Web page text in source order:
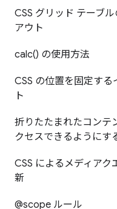
CSS グリッド テーブル
アウト
calc() の使用方法
CSS の位置を固定する
ト
折りたたまれたコンテ
クセスできるようにす
CSS によるメディアク
新
@scope ルール